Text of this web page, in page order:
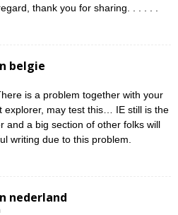
thank you for sharing. . . . . .
belgie
is a problem together with your
explorer, may test this… IE still is the
and a big section of other folks will
writing due to this problem.
nederland